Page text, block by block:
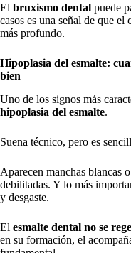
El bruxismo dental puede
casos es una señal de que
más profundo.
Hipoplasia del esmalte:
bien
Uno de los signos más
hipoplasia del esmalte.
Suena técnico, pero es
Aparecen manchas blancas
debilitadas. Y lo más
y desgaste.
El esmalte dental no se
en su formación, el